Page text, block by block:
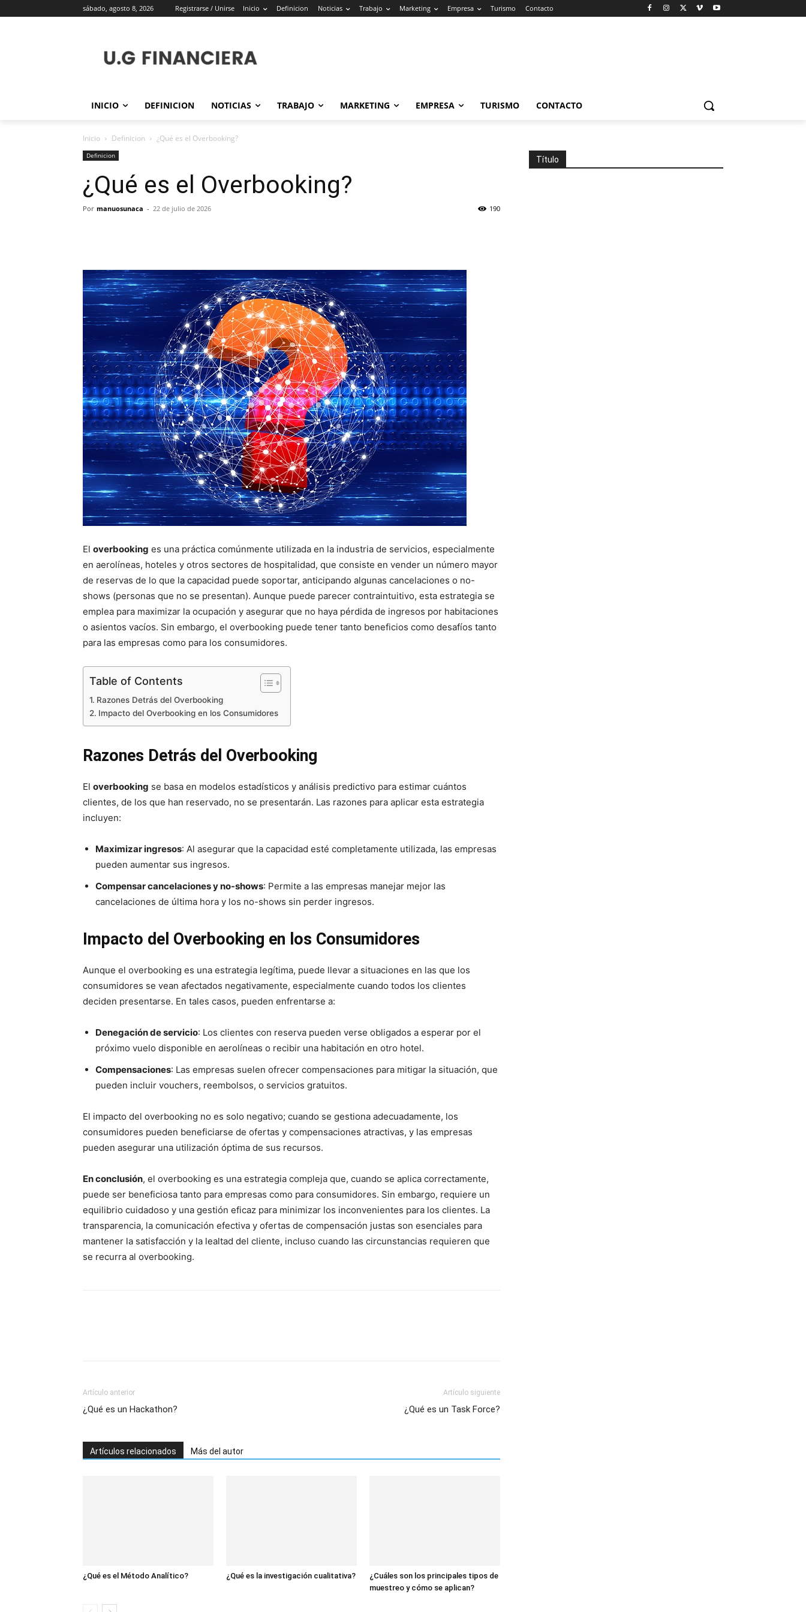
sábado, agosto 8, 2026 Registrarse / Unirse Inicio Definicion Noticias Trabajo Marketing Empresa Turismo Contacto
INICIO DEFINICION NOTICIAS TRABAJO MARKETING EMPRESA TURISMO CONTACTO
Inicio Definicion ¿Qué es el Overbooking?
Definicion
¿Qué es el Overbooking?
Por manuosunaca - 22 de julio de 2026 190
El overbooking es una práctica comúnmente utilizada en la industria de servicios, especialmente
en aerolíneas, hoteles y otros sectores de hospitalidad, que consiste en vender un número mayor
de reservas de lo que la capacidad puede soportar, anticipando algunas cancelaciones o no-
shows (personas que no se presentan). Aunque puede parecer contraintuitivo, esta estrategia se
emplea para maximizar la ocupación y asegurar que no haya pérdida de ingresos por habitaciones
o asientos vacíos. Sin embargo, el overbooking puede tener tanto beneficios como desafíos tanto
para las empresas como para los consumidores.
Table of Contents
Razones Detrás del Overbooking
Impacto del Overbooking en los Consumidores
Razones Detrás del Overbooking
El overbooking se basa en modelos estadísticos y análisis predictivo para estimar cuántos
clientes, de los que han reservado, no se presentarán. Las razones para aplicar esta estrategia
incluyen:
Maximizar ingresos: Al asegurar que la capacidad esté completamente utilizada, las empresas
pueden aumentar sus ingresos.
Compensar cancelaciones y no-shows: Permite a las empresas manejar mejor las
cancelaciones de última hora y los no-shows sin perder ingresos.
Impacto del Overbooking en los Consumidores
Aunque el overbooking es una estrategia legítima, puede llevar a situaciones en las que los
consumidores se vean afectados negativamente, especialmente cuando todos los clientes
deciden presentarse. En tales casos, pueden enfrentarse a:
Denegación de servicio: Los clientes con reserva pueden verse obligados a esperar por el
próximo vuelo disponible en aerolíneas o recibir una habitación en otro hotel.
Compensaciones: Las empresas suelen ofrecer compensaciones para mitigar la situación, que
pueden incluir vouchers, reembolsos, o servicios gratuitos.
El impacto del overbooking no es solo negativo; cuando se gestiona adecuadamente, los
consumidores pueden beneficiarse de ofertas y compensaciones atractivas, y las empresas
pueden asegurar una utilización óptima de sus recursos.
En conclusión, el overbooking es una estrategia compleja que, cuando se aplica correctamente,
puede ser beneficiosa tanto para empresas como para consumidores. Sin embargo, requiere un
equilibrio cuidadoso y una gestión eficaz para minimizar los inconvenientes para los clientes. La
transparencia, la comunicación efectiva y ofertas de compensación justas son esenciales para
mantener la satisfacción y la lealtad del cliente, incluso cuando las circunstancias requieren que
se recurra al overbooking.
Artículo anterior
¿Qué es un Hackathon?
Artículo siguiente
¿Qué es un Task Force?
Artículos relacionados Más del autor
¿Qué es el Método Analítico? ¿Qué es la investigación cualitativa?
¿Cuáles son los principales tipos de
muestreo y cómo se aplican?
Título